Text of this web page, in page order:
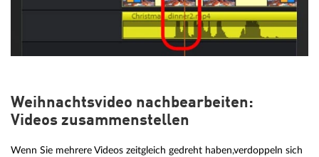
Weihnachtsvideo nachbearbeiten:
Videos zusammenstellen
Wenn Sie mehrere Videos zeitgleich gedreht haben,verdoppeln sich